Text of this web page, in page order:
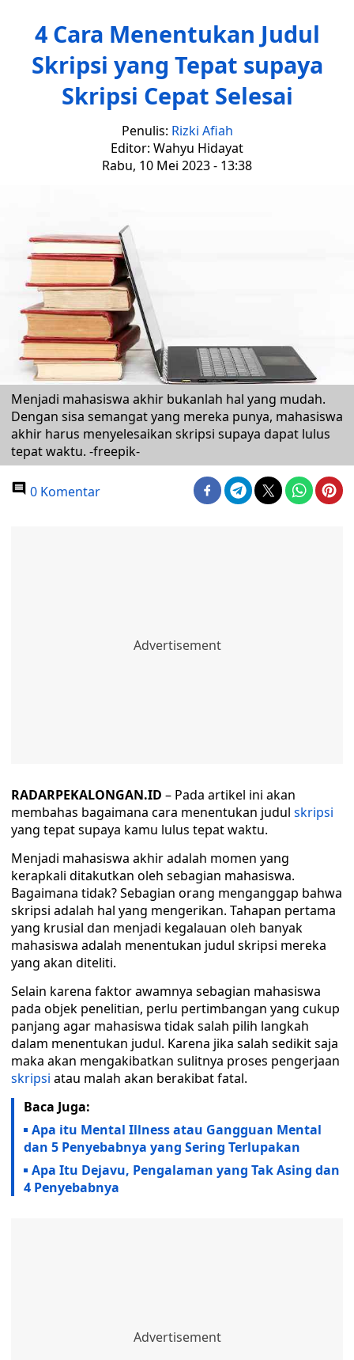
4 Cara Menentukan Judul
Skripsi yang Tepat supaya
Skripsi Cepat Selesai
Penulis: Rizki Afiah
Editor: Wahyu Hidayat
Rabu, 10 Mei 2023 - 13:38
Menjadi mahasiswa akhir bukanlah hal yang mudah.
Dengan sisa semangat yang mereka punya, mahasiswa
akhir harus menyelesaikan skripsi supaya dapat lulus
tepat waktu. -freepik-
0 Komentar
RADARPEKALONGAN.ID – Pada artikel ini akan
membahas bagaimana cara menentukan judul skripsi
yang tepat supaya kamu lulus tepat waktu.
Menjadi mahasiswa akhir adalah momen yang
kerapkali ditakutkan oleh sebagian mahasiswa.
Bagaimana tidak? Sebagian orang menganggap bahwa
skripsi adalah hal yang mengerikan. Tahapan pertama
yang krusial dan menjadi kegalauan oleh banyak
mahasiswa adalah menentukan judul skripsi mereka
yang akan diteliti.
Selain karena faktor awamnya sebagian mahasiswa
pada objek penelitian, perlu pertimbangan yang cukup
panjang agar mahasiswa tidak salah pilih langkah
dalam menentukan judul. Karena jika salah sedikit saja
maka akan mengakibatkan sulitnya proses pengerjaan
skripsi atau malah akan berakibat fatal.
Baca Juga:
Apa itu Mental Illness atau Gangguan Mental
dan 5 Penyebabnya yang Sering Terlupakan
Apa Itu Dejavu, Pengalaman yang Tak Asing dan
4 Penyebabnya